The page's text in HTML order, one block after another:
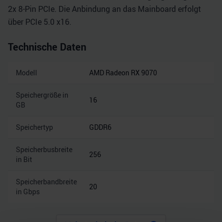
2x 8-Pin PCIe. Die Anbindung an das Mainboard erfolgt
über PCIe 5.0 x16.
Technische Daten
Modell AMD Radeon RX 9070
Speichergröße in
GB
16
Speichertyp GDDR6
Speicherbusbreite
in Bit
256
Speicherbandbreite
in Gbps
20